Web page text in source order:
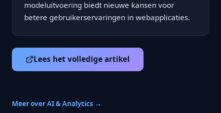
modeluitvoering biedt nieuwe kansen voor
betere gebruikerservaringen in webapplicaties.
Lees het volledige artikel
Meer over AI & Analytics →